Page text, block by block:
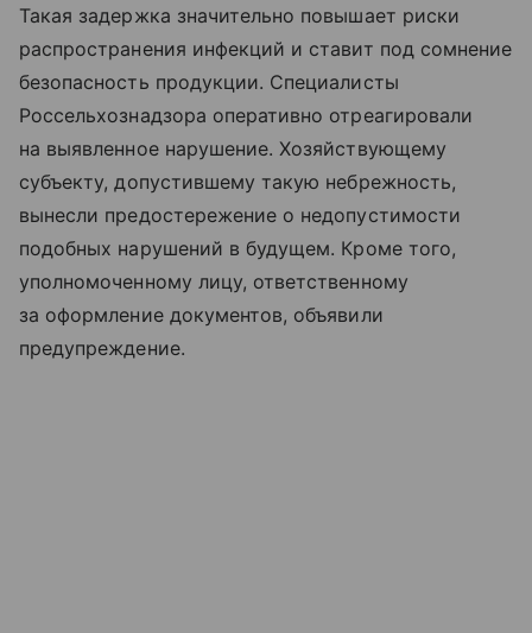
Такая задержка значительно повышает риски
распространения инфекций и ставит под сомнение
безопасность продукции. Специалисты
Россельхознадзора оперативно отреагировали
на выявленное нарушение. Хозяйствующему
субъекту, допустившему такую небрежность,
вынесли предостережение о недопустимости
подобных нарушений в будущем. Кроме того,
уполномоченному лицу, ответственному
за оформление документов, объявили
предупреждение.